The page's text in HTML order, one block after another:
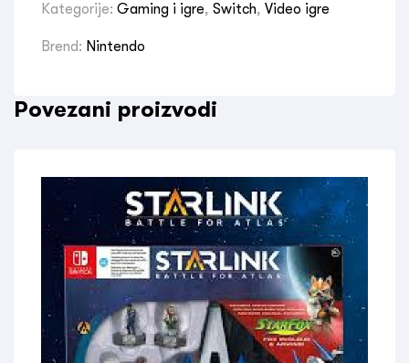
Kategorije: Gaming i igre, Switch, Video igre
Brend: Nintendo
Povezani proizvodi